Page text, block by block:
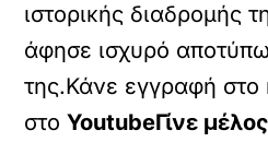
ιστορικής διαδρομής
άφησε ισχυρό
της.Κάνε εγγραφή στο
στοYoutubeΓίνε